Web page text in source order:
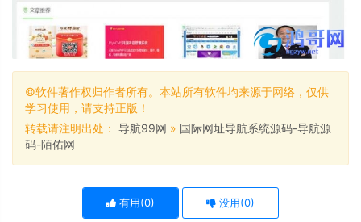
©软件著作权归作者所有。本站所有软件均来源于网络，仅供
学习使用，请支持正版！
转载请注明出处： 导航99网 » 国际网址导航系统源码-导航源
码-陌佑网
有用(0) 没用(0)